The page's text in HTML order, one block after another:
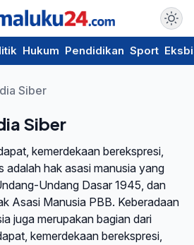
Hukum Pendidikan Sport
Siber
Siber
kemerdekaan berekspresi,
adalah hak asasi manusia yang
Undang Dasar 1945, dan
Asasi Manusia PBB. Keberadaan
juga merupakan bagian dari
kemerdekaan berekspresi,